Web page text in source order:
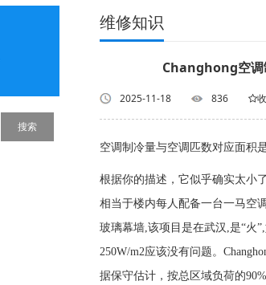
维修知识
Changhong空调
2025-11-18 836
空调制冷量与空调匹数对应面积
根据你的描述，它似乎确实太小
相当于楼内每人配备一台一马空
玻璃幕墙,该项目是在武汉,是“火
250W/m2应该没有问题。
据保守估计，按总区域负荷的